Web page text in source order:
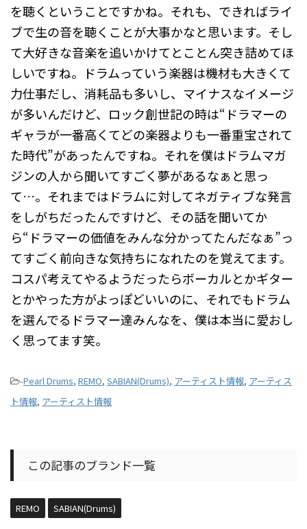
を聴くということですかね。それも、できればライ
ブで生の音を聴くことが大事かなと思います。そし
て大好きな音楽を追いかけてとことん突き詰めてほ
しいですね。ドラムっていう楽器は機材も大きくて
力仕事だし、消耗品も多いし、マイナスなイメージ
が多いんだけど、ロック創世記の時は“ドラマーの
ギャラが一番高くてどの楽器よりも一番重宝されて
た時代”があったんですね。それを僕はドラムマガ
ジンの人から聞いてすごく夢があるなぁと思っ
て…。それまではドラムに対してネガティブな発言
をしがちだったんですけど、その話を聞いてか
ら“ドラマーの価値をみんな分かってたんだなぁ”っ
てすごく前向きな気持ちになれたのを覚えてます。
コスパ考えてやるようだったらボーカルとかギター
とかやった方がよっぽどいいのに、それでもドラム
を選んでるドラマー達みんなを、僕は本当に愛おし
く思ってます笑。
-Pearl Drums, REMO, SABIAN(Drums), アーティスト情報, アーティス
ト情報, アーティスト情報
この記事のブランド一覧
REMO SABIAN(Drums)